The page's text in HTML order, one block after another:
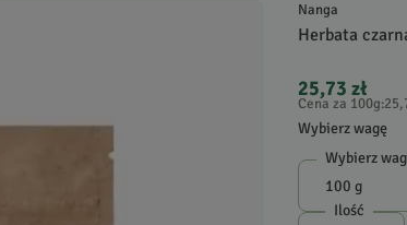
Nanga
Herbata
25,73 zł
Cena za 100g:
Wybierz wagę
Wybierz
Ilość